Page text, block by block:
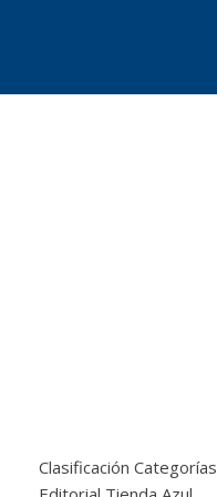
Clasificación Categorías